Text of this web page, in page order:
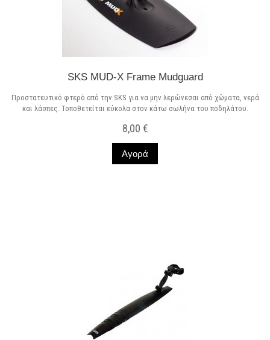
SKS MUD-X Frame Mudguard
Προστατευτικό φτερό από την SKS για να μην λερώνεσαι από χώματα, νερά
και λάσπες. Τοποθετείται εύκολα στον κάτω σωλήνα του ποδηλάτου.
8,00 €
Αγορά